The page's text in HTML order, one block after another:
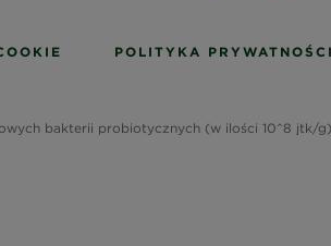
POLITYKA PRYWATNOŚCI
bakterii probiotycznych (w ilości 10^8